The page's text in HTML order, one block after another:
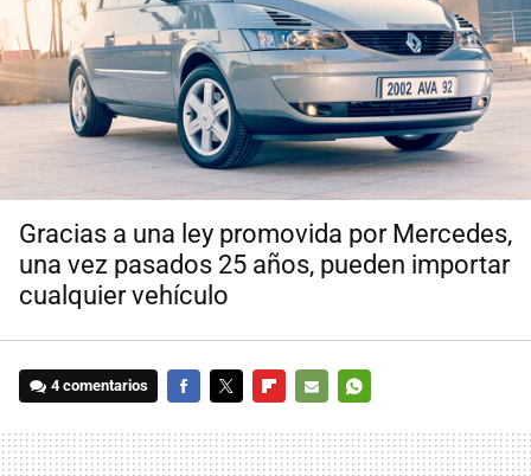
Gracias a una ley promovida por Mercedes,
una vez pasados 25 años, pueden importar
cualquier vehículo
4 comentarios
MAIL